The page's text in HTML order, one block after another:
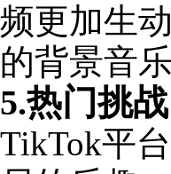
频更加生
的背景音
5.热门挑
TikTok平